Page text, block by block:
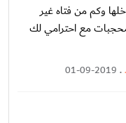
وكم من فتاه غير
مع احترامي لك
.
01-09-2019